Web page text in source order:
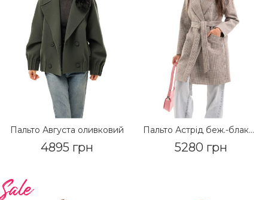
Пальто Августа оливковий
4895 грн
Пальто Астрiд беж.-блакитна смуга
5280 грн